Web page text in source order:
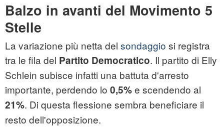
Balzo in avanti del Movimento 5
Stelle
La variazione più netta del sondaggio si registra
tra le fila del Partito Democratico. Il partito di Elly
Schlein subisce infatti una battuta d'arresto
importante, perdendo lo 0,5%e scendendo al
21%. Di questa flessione sembra beneficiare il
resto dell'opposizione.